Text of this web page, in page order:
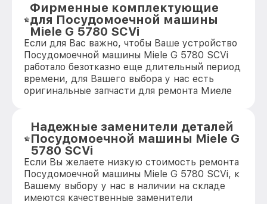
Фирменные комплектующие
для Посудомоечной машины
Miele G 5780 SCVi
Если для Вас важно, чтобы Ваше устройство
Посудомоечной машины Miele G 5780 SCVi
работало безотказно еще длительный период
времени, для Вашего выбора у нас есть
оригинальные запчасти для ремонта Миеле
Надежные заменители деталей
Посудомоечной машины Miele G
5780 SCVi
Если Вы желаете низкую стоимость ремонта
Посудомоечной машины Miele G 5780 SCVi, к
Вашему выбору у нас в наличии на складе
имеются качественные заменители